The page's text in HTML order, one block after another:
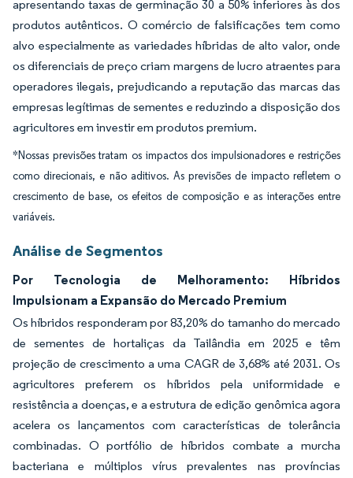
apresentando taxas de germinação 30 a 50% inferiores às dos
produtos autênticos. O comércio de falsificações tem como
alvo especialmente as variedades híbridas de alto valor, onde
os diferenciais de preço criam margens de lucro atraentes para
operadores ilegais, prejudicando a reputação das marcas das
empresas legítimas de sementes e reduzindo a disposição dos
agricultores em investir em produtos premium.
*Nossas previsões tratam os impactos dos impulsionadores e restrições
como direcionais, e não aditivos. As previsões de impacto refletem o
crescimento de base, os efeitos de composição e as interações entre
variáveis.
Análise de Segmentos
Por Tecnologia de Melhoramento: Híbridos
Impulsionam a Expansão do Mercado Premium
Os híbridos responderam por 83,20% do tamanho do mercado
de sementes de hortaliças da Tailândia em 2025 e têm
projeção de crescimento a uma CAGR de 3,68% até 2031. Os
agricultores preferem os híbridos pela uniformidade e
resistência a doenças, e a estrutura de edição genômica agora
acelera os lançamentos com características de tolerância
combinadas. O portfólio de híbridos combate a murcha
bacteriana e múltiplos vírus prevalentes nas províncias